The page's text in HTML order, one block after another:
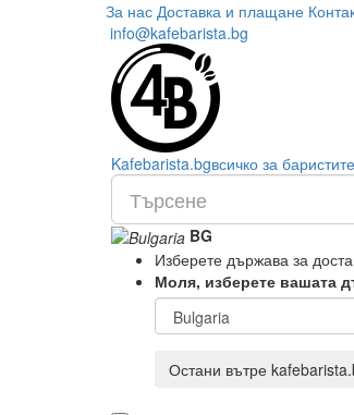
За нас Доставка и плащане
info@kafebarista.bg
Kafebarista.bgвсичко за баристите
BG
Изберете държава за
Моля, изберете вашата
Остани вътре